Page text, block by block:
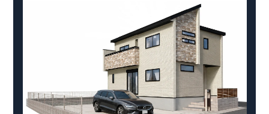
・野方保育園…約948 ～ 1,300 m（徒歩12～ 16分）
・中村学園大学付属壱岐幼稚園…約841 ～ 1,000 m（徒歩11～
・壱岐南小学校…約1,085 ～ 1,200m （徒歩14～ 16分）
・壱岐丘中学校…約945 ～ 1,400 m（徒歩12～ 19分）
・野口青果…約834 ～ 1,200 m（徒歩11～ 16分）
・マルキョウ野方店…約1,450 ～ 1,800m （徒歩19～ 23分）
・ローソン野方六丁目店…約1,011 ～ 1,100m （徒歩13～ 14
・ドラッグイレブン野方店…約1,213 ～ 1,400m （徒歩16～ 19
分） ・​木の葉モール橋本…約1,778 ～ 2,100m （徒歩23～ 28
分）
【その他施設】 ・​福岡生松台郵便局…約729 ～ 1,300 m（徒歩
・西日本シティ銀行野方支店…約1,395 ～ 1,600m （徒歩18～
21分）